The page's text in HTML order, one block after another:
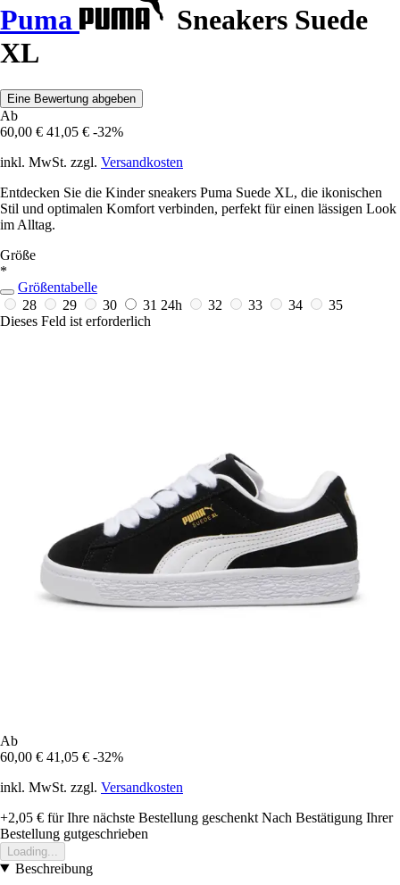
Puma
Sneakers Suede
XL
Eine Bewertung abgeben
Ab
60,00 € 41,05 € -32%
inkl. MwSt. zzgl. Versandkosten
Entdecken Sie die Kinder sneakers Puma Suede XL, die ikonischen
Stil und optimalen Komfort verbinden, perfekt für einen lässigen Look
im Alltag.
Größe
*
Größentabelle
28
29 30 31 24h 32 33 34
35
Dieses Feld ist erforderlich
Ab
60,00 € 41,05 € -32%
inkl. MwSt. zzgl. Versandkosten
+2,05 € für Ihre nächste Bestellung geschenkt Nach Bestätigung Ihrer
Bestellung gutgeschrieben
Loading...
Beschreibung